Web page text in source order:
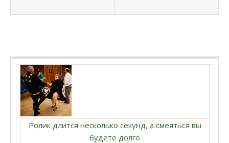
Ролик длится несколько секунд, а смеяться вы
будете долго